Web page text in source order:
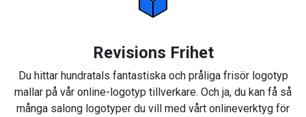
Revisions Frihet
Du hittar hundratals fantastiska och pråliga frisör logotyp
mallar på vår online-logotyp tillverkare. Och ja, du kan få så
många salong logotyper du vill med vårt onlineverktyg för